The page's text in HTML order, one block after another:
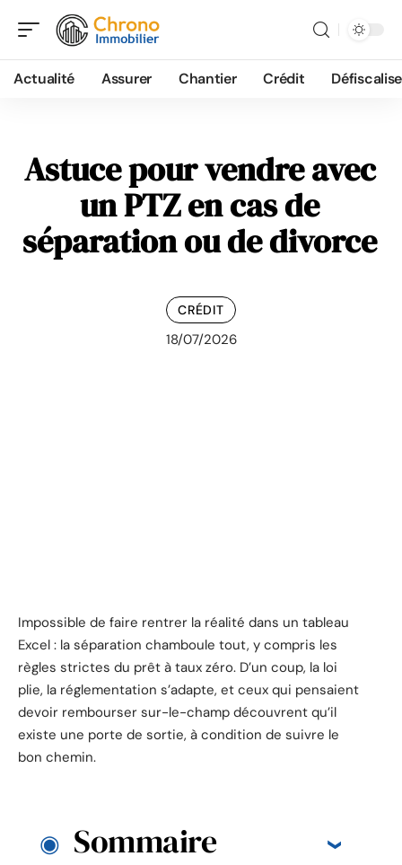
Actualité Assurer Chantier Crédit
Astuce pour vendre avec
un PTZ en cas de
séparation ou de divorce
CRÉDIT
18/07/2026
Impossible de faire rentrer la réalité dans un tableau
Excel : la séparation chamboule tout, y compris les
règles strictes du prêt à taux zéro. D’un coup, la loi
plie, la réglementation s’adapte, et ceux qui pensaient
devoir rembourser sur-le-champ découvrent qu’il
existe une porte de sortie, à condition de suivre le
bon chemin.
Sommaire